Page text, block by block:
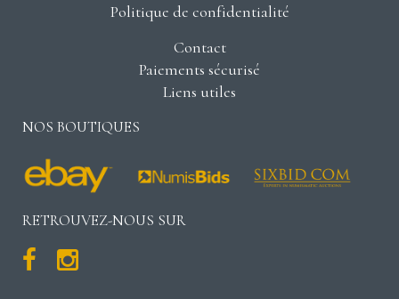
Politique de confidentialité
Contact
Paiements sécurisé
Liens utiles
NOS BOUTIQUES
RETROUVEZ-NOUS SUR